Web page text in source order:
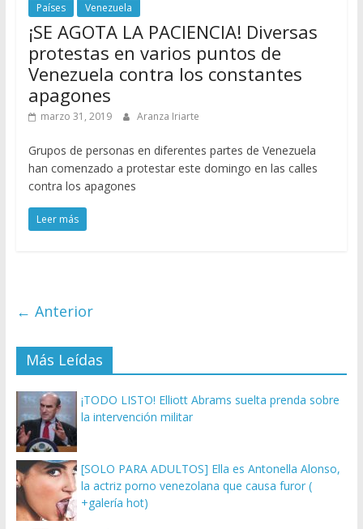
Países Venezuela
¡SE AGOTA LA PACIENCIA! Diversas
protestas en varios puntos de
Venezuela contra los constantes
apagones
marzo 31, 2019 Aranza Iriarte
Grupos de personas en diferentes partes de Venezuela
han comenzado a protestar este domingo en las calles
contra los apagones
Leer más
← Anterior
Más Leídas
¡TODO LISTO! Elliott Abrams suelta prenda sobre
la intervención militar
[SOLO PARA ADULTOS] Ella es Antonella Alonso,
la actriz porno venezolana que causa furor (
+galería hot)